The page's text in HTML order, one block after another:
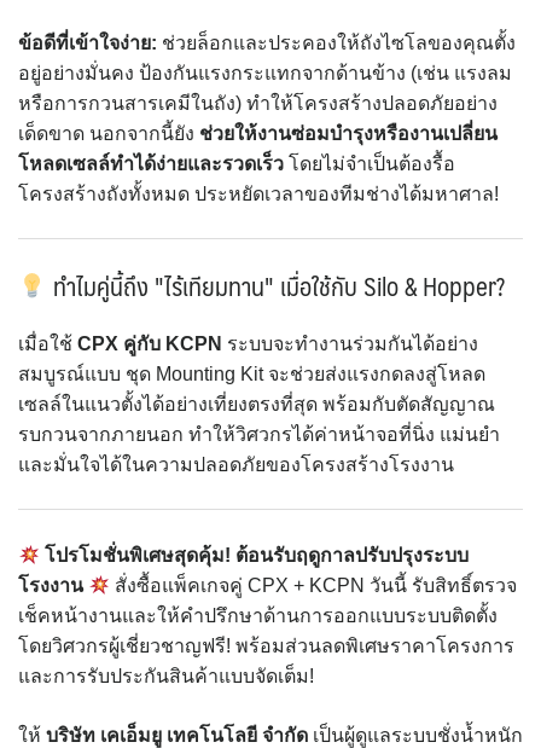
ข้อดีที่เข้าใจง่าย: ช่วยล็อกและประคองให้ถังไซโลของคุณตั้ง
อยู่อย่างมั่นคง ป้องกันแรงกระแทกจากด้านข้าง (เช่น แรงลม
หรือการกวนสารเคมีในถัง) ทำให้โครงสร้างปลอดภัยอย่าง
เด็ดขาด นอกจากนี้ยัง ช่วยให้งานซ่อมบำรุงหรืองานเปลี่ยน
โหลดเซลล์ทำได้ง่ายและรวดเร็ว โดยไม่จำเป็นต้องรื้อ
โครงสร้างถังทั้งหมด ประหยัดเวลาของทีมช่างได้มหาศาล!
ทำไมคู่นี้ถึง "ไร้เทียมทาน" เมื่อใช้กับ Silo & Hopper?
เมื่อใช้ CPX คู่กับ KCPN ระบบจะทำงานร่วมกันได้อย่าง
สมบูรณ์แบบ ชุด Mounting Kit จะช่วยส่งแรงกดลงสู่โหลด
เซลล์ในแนวตั้งได้อย่างเที่ยงตรงที่สุด พร้อมกับตัดสัญญาณ
รบกวนจากภายนอก ทำให้วิศวกรได้ค่าหน้าจอที่นิ่ง แม่นยำ
และมั่นใจได้ในความปลอดภัยของโครงสร้างโรงงาน
โปรโมชั่นพิเศษสุดคุ้ม! ต้อนรับฤดูกาลปรับปรุงระบบ
โรงงาน
สั่งซื้อแพ็คเกจคู่ CPX + KCPN วันนี้ รับสิทธิ์ตรวจ
เช็คหน้างานและให้คำปรึกษาด้านการออกแบบระบบติดตั้ง
โดยวิศวกรผู้เชี่ยวชาญฟรี! พร้อมส่วนลดพิเศษราคาโครงการ
และการรับประกันสินค้าแบบจัดเต็ม!
ให้ บริษัท เคเอ็มยู เทคโนโลยี จำกัด เป็นผู้ดูแลระบบชั่งน้ำหนัก